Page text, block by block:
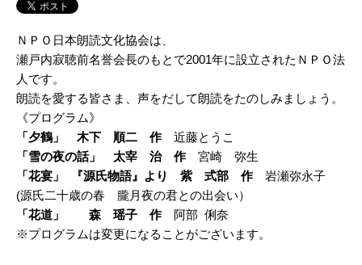
ＮＰＯ日本朗読文化協会は、
瀬戸内寂聴前名誉会長のもとで2001年に設立されたＮＰＯ法
人です。
朗読を愛する皆さま、声をだして朗読をたのしみましょう。
《プログラム》
「夕鶴」 木下 順二 作 近藤とうこ
「雪の夜の話」 太宰 治 作 宮崎 弥生
「花宴」 『源氏物語』より 紫 式部 作 岩瀬弥永子
(源氏二十歳の春 朧月夜の君との出会い）
「花道」 森 瑶子 作 阿部 俐奈
※プログラムは変更になることがございます。